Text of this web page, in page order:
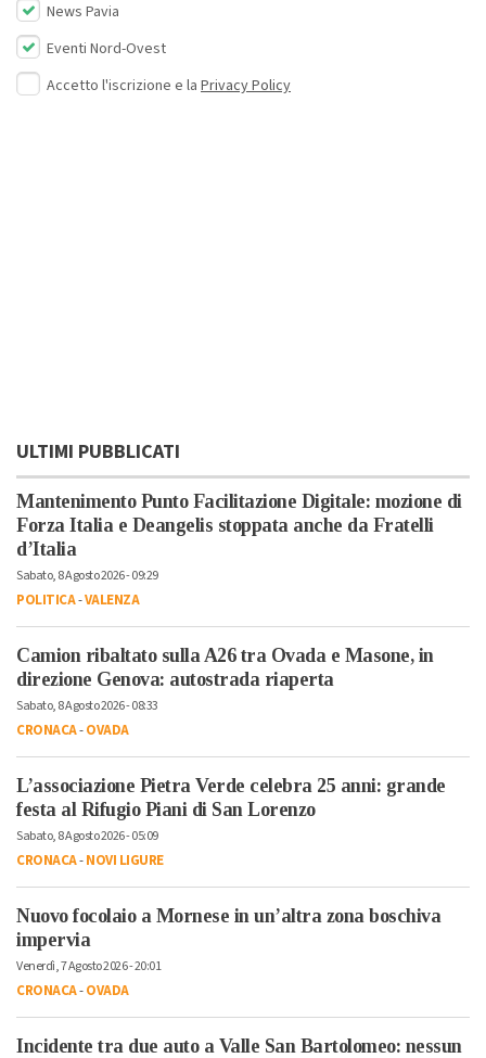
News Pavia
Eventi Nord-Ovest
Accetto l'iscrizione e la Privacy Policy
ULTIMI PUBBLICATI
Mantenimento Punto Facilitazione Digitale: mozione di
Forza Italia e Deangelis stoppata anche da Fratelli
d’Italia
Sabato, 8 Agosto 2026 - 09:29
POLITICA-VALENZA
Camion ribaltato sulla A26 tra Ovada e Masone, in
direzione Genova: autostrada riaperta
Sabato, 8 Agosto 2026 - 08:33
CRONACA-OVADA
L’associazione Pietra Verde celebra 25 anni: grande
festa al Rifugio Piani di San Lorenzo
Sabato, 8 Agosto 2026 - 05:09
CRONACA-NOVI LIGURE
Nuovo focolaio a Mornese in un’altra zona boschiva
impervia
Venerdì, 7 Agosto 2026 - 20:01
CRONACA-OVADA
Incidente tra due auto a Valle San Bartolomeo: nessun